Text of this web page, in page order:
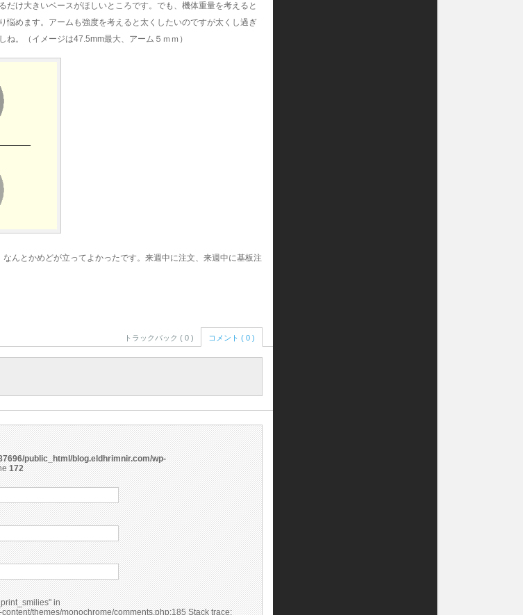
け大きいベースがほしいところです。でも、機体重量を考えると
悩めます。アームも強度を考えると太くしたいのですが太くし過ぎ
。（イメージは47.5mm最大、アーム５ｍｍ）
んとかめどが立ってよかったです。来週中に注文、来週中に基板注
トラックバック ( 0 ) コメント ( 0 )
public_html/blog.eldhrimnir.com/wp-
172
themes/monochrome/comments.php:185 Stack trace: